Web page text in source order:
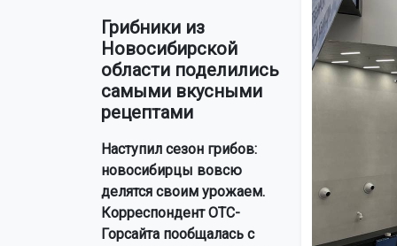
Грибники из
Новосибирской
области поделились
самыми вкусными
рецептами
Наступил сезон грибов:
новосибирцы вовсю
делятся своим урожаем.
Корреспондент ОТС-
Горсайта пообщалась с